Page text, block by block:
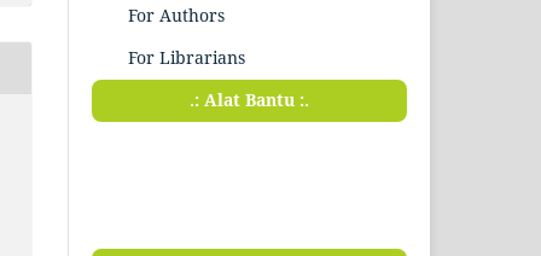
For Authors
For Librarians
.: Alat Bantu :.